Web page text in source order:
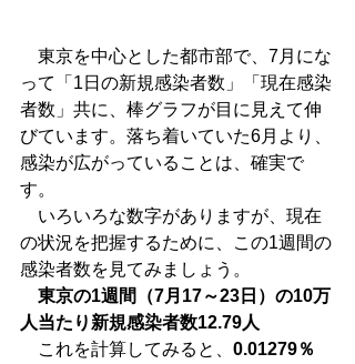
東京を中心とした都市部で、7月にな
って「1日の新規感染者数」「現在感染
者数」共に、棒グラフが目に見えて伸
びています。落ち着いていた6月より、
感染が広がっていることは、確実で
す。
いろいろな数字がありますが、現在
の状況を把握するために、この1週間の
感染者数を見てみましょう。
東京の1週間（7月17～23日）の10万
人当たり新規感染者数12.79人
これを計算してみると、 0.01279％